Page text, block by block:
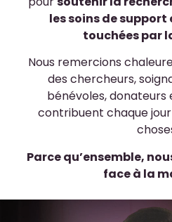
les soins de support
touchées par
Nous remercions
des chercheurs,
bénévoles,
contribuent chaque
Parce qu’ensemble,
face à la